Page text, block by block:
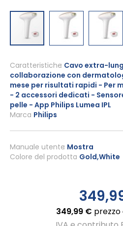
all'inizio
della
galleria
di
immagini
349,99 €
Marca Philips
Manuale utente Mostra
Caratteristiche Cavo extra-
collaborazione con
mese per risultati rapidi - Per
- 2 accessori dedicati -
pelle - App Philips Lumea IPL
Colore del prodotto Gold,White